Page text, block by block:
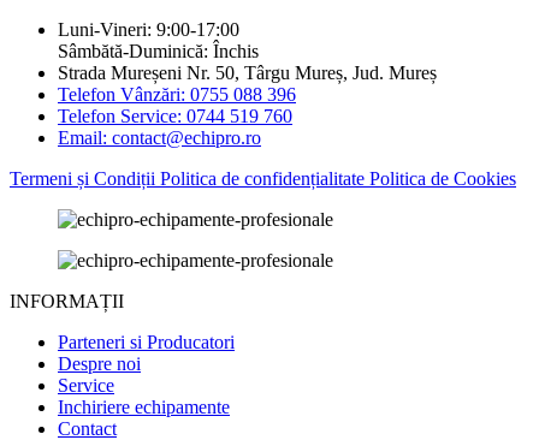
Luni-Vineri: 9:00-17:00
Sâmbătă-Duminică: Închis
Strada Mureșeni Nr. 50, Târgu Mureș, Jud. Mureș
Telefon Vânzări: 0755 088 396
Telefon Service: 0744 519 760
Email: contact@echipro.ro
Termeni și Condiții Politica de confidențialitate Politica de Cookies
INFORMAȚII
Parteneri si Producatori
Despre noi
Service
Inchiriere echipamente
Contact